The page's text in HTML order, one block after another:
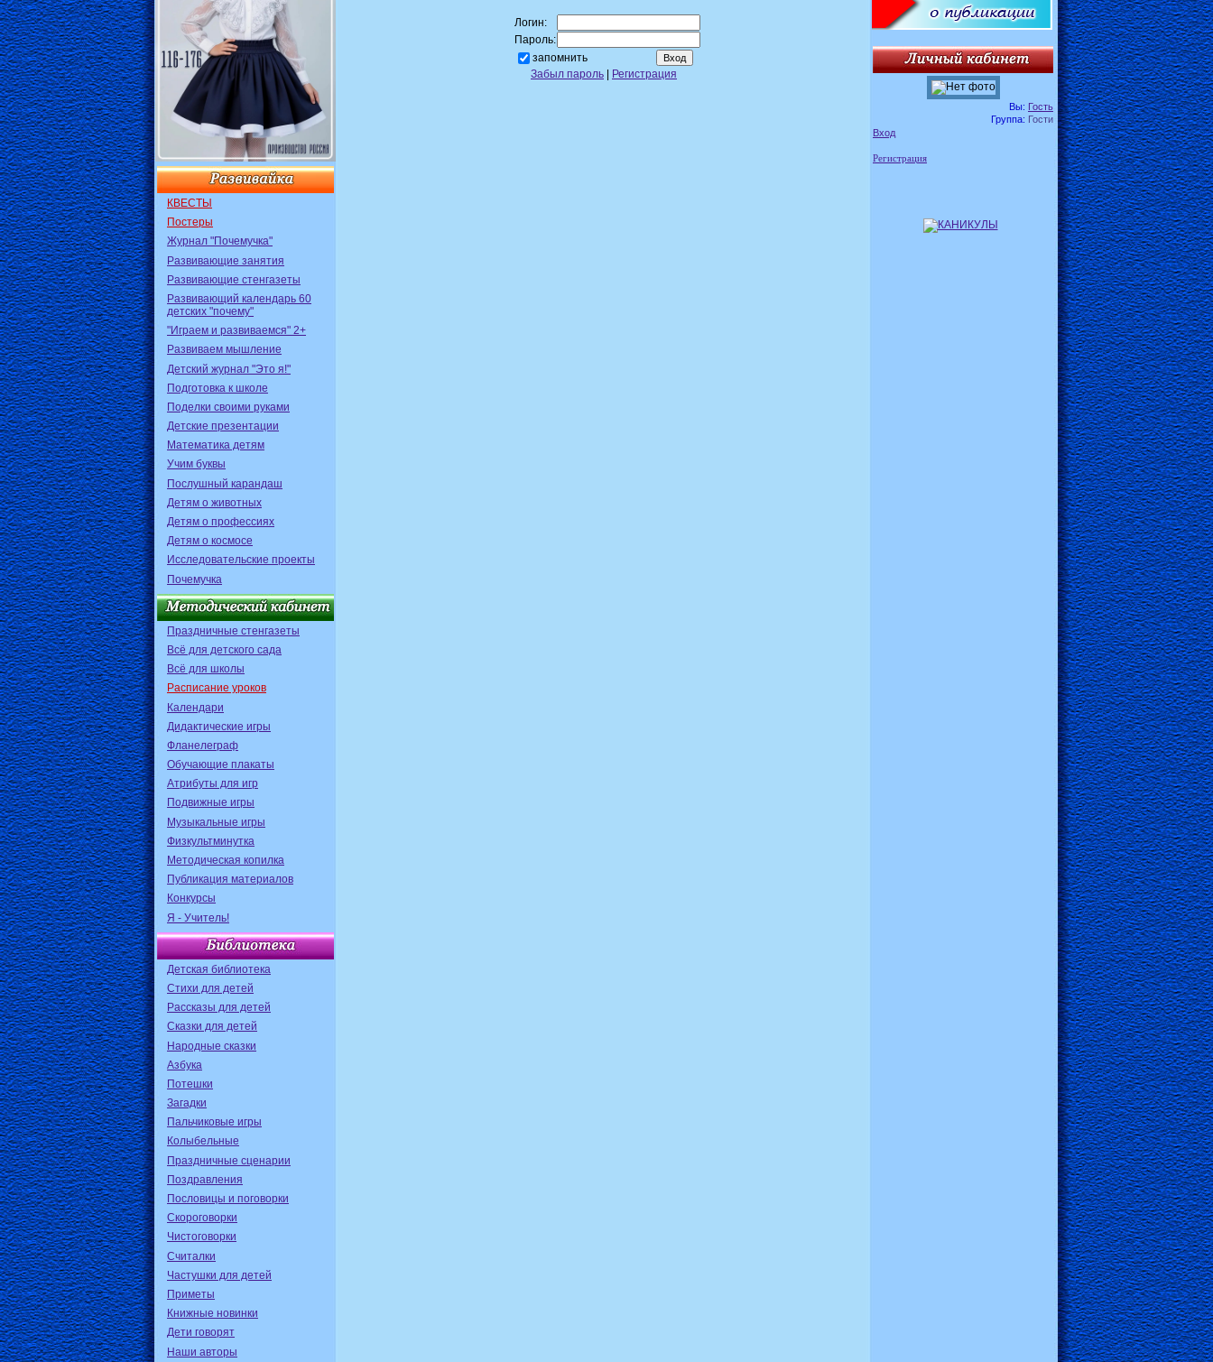
КВЕСТЫ
Постеры
Журнал "Почемучка"
Развивающие занятия
Развивающие стенгазеты
Развивающий календарь 60
детских "почему"
"Играем и развиваемся" 2+
Развиваем мышление
Детский журнал "Это я!"
Подготовка к школе
Поделки своими руками
Детские презентации
Математика детям
Учим буквы
Послушный карандаш
Детям о животных
Детям о профессиях
Детям о космосе
Исследовательские проекты
Почемучка
Праздничные стенгазеты
Всё для детского сада
Всё для школы
Расписание уроков
Календари
Дидактические игры
Фланелеграф
Обучающие плакаты
Атрибуты для игр
Подвижные игры
Музыкальные игры
Физкультминутка
Методическая копилка
Публикация материалов
Конкурсы
Я - Учитель!
Детская библиотека
Стихи для детей
Рассказы для детей
Сказки для детей
Народные сказки
Азбука
Потешки
Загадки
Пальчиковые игры
Колыбельные
Праздничные сценарии
Поздравления
Пословицы и поговорки
Скороговорки
Чистоговорки
Считалки
Частушки для детей
Приметы
Книжные новинки
Дети говорят
Наши авторы
Логин:
Пароль:
запомнить
Забыл пароль
Регистрация
Вы: Гость
Группа: Гости
Вход
Регистрация